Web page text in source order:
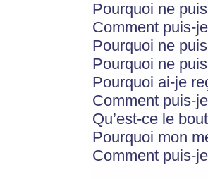
Pourquoi ne
Comment puis-
Pourquoi ne
Pourquoi ne
Pourquoi ai-je
Comment puis-
Qu’est-ce le
Pourquoi mon
Comment puis-